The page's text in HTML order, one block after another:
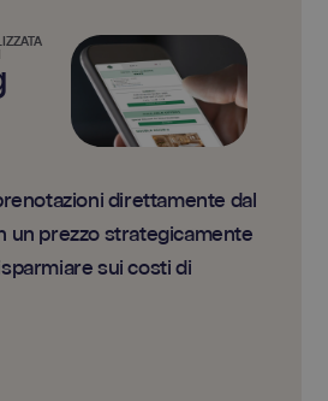
direttamente dal
un prezzo strategicamente
sui costi di